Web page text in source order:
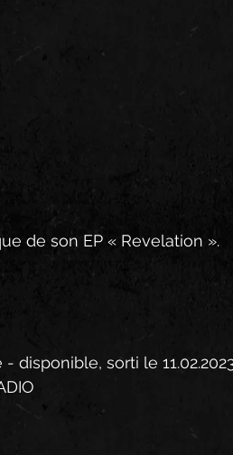
de son EP « Revelation ».
disponible, sorti le